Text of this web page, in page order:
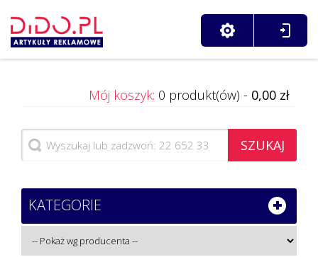
Mój koszyk: 0 produkt(ów) - 0,00 zł
SZUKAJ
KATEGORIE